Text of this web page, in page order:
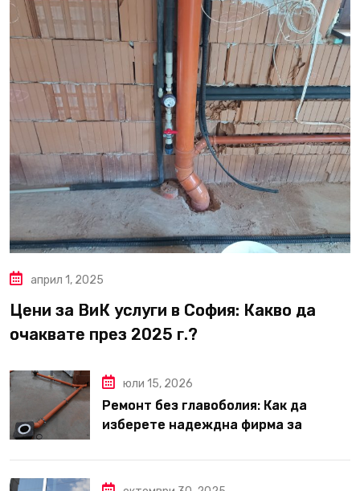
април 1, 2025
Цени за ВиК услуги в София: Какво да
очаквате през 2025 г.?
юли 15, 2026
Ремонт без главоболия: Как да
изберете надеждна фирма за